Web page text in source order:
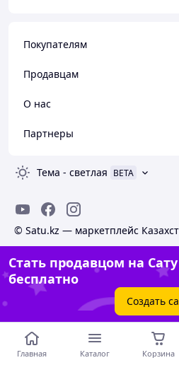
Покупателям
Продавцам
О нас
Партнеры
Тема - светлая BETA
© Satu.kz — маркетплейс
Стать продавцом на
бесплатно
Создать
Главная Каталог Корзина